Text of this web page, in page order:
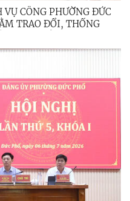
CÔNG PHƯỜNG ĐỨC
TRAO ĐỔI, THỐNG